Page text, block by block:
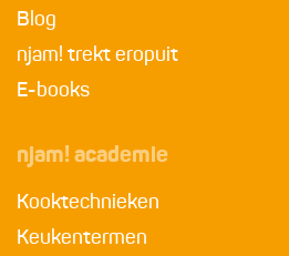
Blog
njam! trekt eropuit
E-books
njam! academie
Kooktechnieken
Keukentermen